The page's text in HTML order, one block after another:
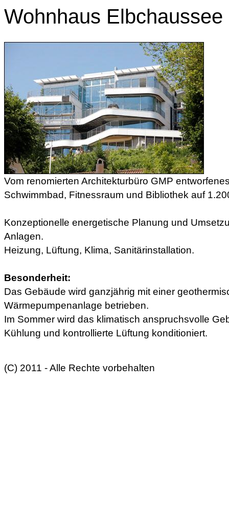
Wohnhaus Elbchaussee
Vom renomierten Architekturbüro GMP
Schwimmbad, Fitnessraum und Bibliothek auf
Konzeptionelle energetische Planung und
Anlagen.
Heizung, Lüftung, Klima, Sanitärinstallation.
Besonderheit:
Das Gebäude wird ganzjährig mit einer
Wärmepumpenanlage betrieben.
Im Sommer wird das klimatisch anspruchsvolle
Kühlung und kontrollierte Lüftung konditioniert.
(C) 2011 - Alle Rechte vorbehalten